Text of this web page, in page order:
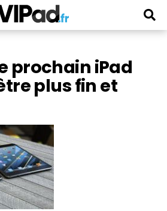
prochain iPad
plus fin et